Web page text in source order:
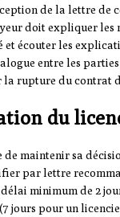
de la lettre de
doit expliquer les
et écouter les
entre les
la rupture du contrat
du
de maintenir sa
par lettre
minimum de 2
jours pour un